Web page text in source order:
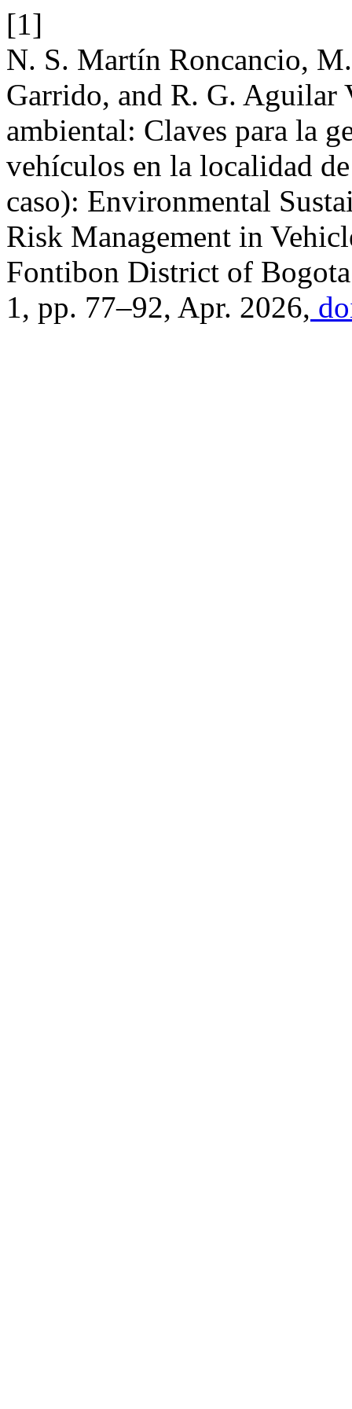
[1]
N. S. Martín Roncancio,
Garrido, and R. G. Aguilar
ambiental: Claves para la
vehículos en la localidad
caso): Environmental
Risk Management in
Fontibon District of
1, pp. 77–92, Apr. 2026,